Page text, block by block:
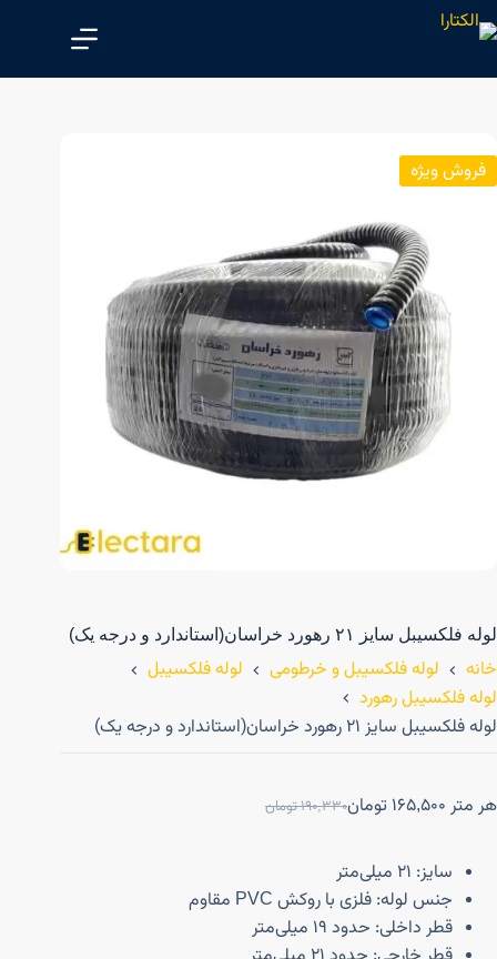
ش
فروش ویژه
لوله فلکسیبل سایز ۲۱ رهورد خراسان(استاندارد و درجه یک)
خانه لوله فلکسیبل و خرطومی
لوله فلکسیبل
لوله فلکسیبل رهورد
لوله فلکسیبل سایز ۲۱ رهورد خراسان(استاندارد و درجه یک)
هر متر 190,330تومان 165,500 تومان
سایز: ۲۱ میلی‌متر
جنس لوله: فلزی با روکش PVC مقاوم
قطر داخلی: حدود ۱۹ میلی‌متر